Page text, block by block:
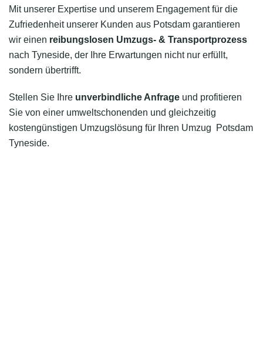
Mit unserer Expertise und unserem Engagement für die
Zufriedenheit unserer Kunden aus Potsdam garantieren
wir einen reibungslosen Umzugs- & Transportprozess
nach Tyneside, der Ihre Erwartungen nicht nur erfüllt,
sondern übertrifft.
Stellen Sie Ihre unverbindliche Anfrage und profitieren
Sie von einer umweltschonenden und gleichzeitig
kostengünstigen Umzugslösung für Ihren Umzug Potsdam
Tyneside.